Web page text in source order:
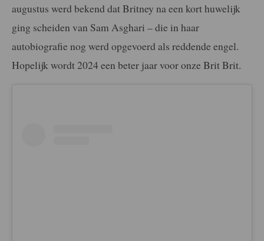
augustus werd bekend dat Britney na een kort huwelijk
ging scheiden van Sam Asghari – die in haar
autobiografie nog werd opgevoerd als reddende engel.
Hopelijk wordt 2024 een beter jaar voor onze Brit Brit.